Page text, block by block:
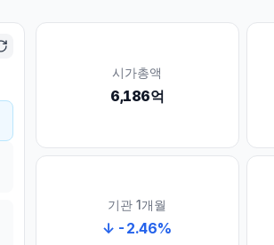
시가총액
6,186억
기관 1개월
↓ -2.46%